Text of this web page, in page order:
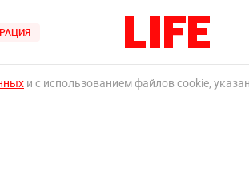
и с использованием файлов cookie,